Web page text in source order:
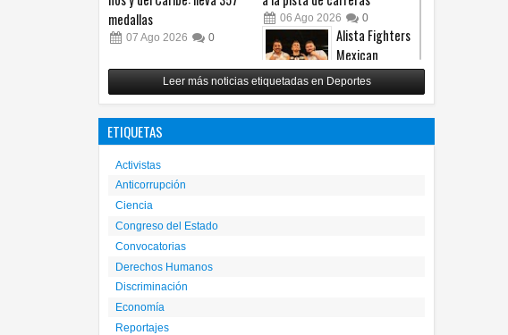
medallas
07 Ago 2026 0
06 Ago 2026 0
Alista Fighters
Mexican
Promotions
posible regreso
con peleas en jaula
Reunirá Box de
peleadores de
municipios este fin de semana
30 Jul 2026
Leer más noticias etiquetadas en Deportes
ETIQUETAS
Activistas
Anticorrupción
Ciencia
Congreso del Estado
Convocatorias
Derechos Humanos
Discriminación
Economía
Reportajes